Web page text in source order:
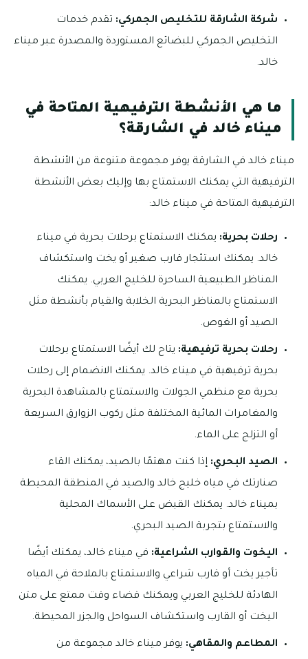
شركة الشارقة للتخليص الجمركي: تقدم خدمات
التخليص الجمركي للبضائع المستوردة والمصدرة عبر ميناء
خالد.
ما هي الأنشطة الترفيهية المتاحة في
ميناء خالد في الشارقة؟
ميناء خالد في الشارقة يوفر مجموعة متنوعة من الأنشطة
الترفيهية التي يمكنك الاستمتاع بها وإليك بعض الأنشطة
الترفيهية المتاحة في ميناء خالد:
رحلات بحرية: يمكنك الاستمتاع برحلات بحرية في ميناء
خالد. يمكنك استئجار قارب صغير أو يخت واستكشاف
المناظر الطبيعية الساحرة للخليج العربي. يمكنك
الاستمتاع بالمناظر البحرية الخلابة والقيام بأنشطة مثل
الصيد أو الغوص.
رحلات بحرية ترفيهية: يتاح لك أيضًا الاستمتاع برحلات
بحرية ترفيهية في ميناء خالد. يمكنك الانضمام إلى رحلات
بحرية مع منظمي الجولات والاستمتاع بالمشاهدة البحرية
والمغامرات المائية المختلفة مثل ركوب الزوارق السريعة
أو التزلج على الماء.
الصيد البحري: إذا كنت مهتمًا بالصيد، يمكنك القاء
صنارتك في مياه خليج خالد والصيد في المنطقة المحيطة
بميناء خالد. يمكنك القبض على الأسماك المحلية
والاستمتاع بتجربة الصيد البحري.
اليخوت والقوارب الشراعية: في ميناء خالد، يمكنك أيضًا
تأجير يخت أو قارب شراعي والاستمتاع بالملاحة في المياه
الهادئة للخليج العربي ويمكنك قضاء وقت ممتع على متن
اليخت أو القارب واستكشاف السواحل والجزر المحيطة.
المطاعم والمقاهي: يوفر ميناء خالد مجموعة من